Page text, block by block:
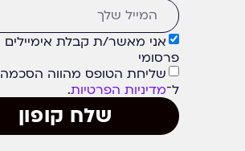
פרסומי
שליחת הטופס מהווה הסכמה
ל־מדיניות הפרטיות.
שלח קופון